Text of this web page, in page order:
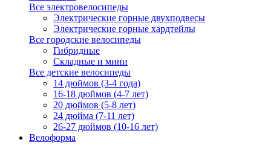
Все электровелосипеды
Электрические горные двухподвесы
Электрические горные хардтейлы
Все городские велосипеды
Гибридные
Складные и мини
Все детские велосипеды
14 дюймов (3-4 года)
16-18 дюймов (4-7 лет)
20 дюймов (5-8 лет)
24 дюйма (7-11 лет)
26-27 дюймов (10-16 лет)
Велоформа